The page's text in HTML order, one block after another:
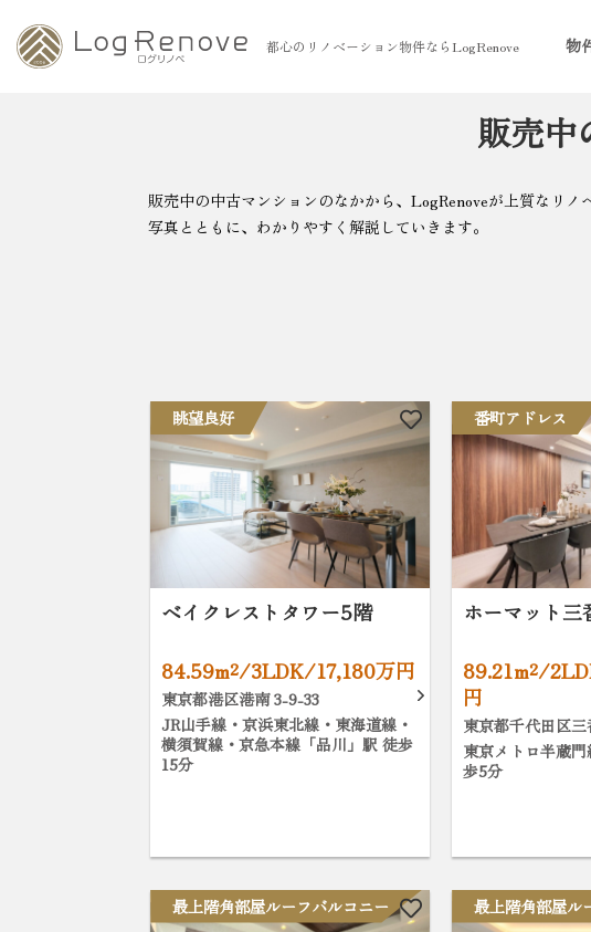
都心のリノベーション物件ならLogRenove 物
販売中
販売中の中古マンションのなかから、LogRenoveが上質なリ
写真とともに、わかりやすく解説していきます。
眺望良好
ベイクレストタワー5階
84.59m²/3LDK/17,180万円
東京都港区港南 3-9-33
JR山手線・京浜東北線・東海道線・
横須賀線・京急本線「品川」駅 徒歩
15分
番町アドレス
ホーマット三
89.21m²/
円
東京都千代田区
東京メトロ半蔵
歩5分
最上階角部屋ルーフバルコニー 最上階角部屋ル